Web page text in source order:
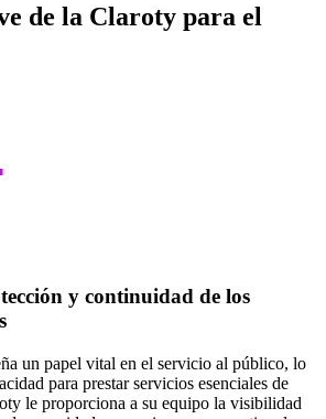
de la Claroty para el
y continuidad de los
un papel vital en el servicio al público, lo
para prestar servicios esenciales de
le proporciona a su equipo la visibilidad